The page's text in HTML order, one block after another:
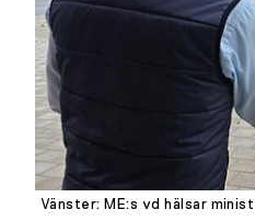
Vänster: ME:s vd hälsar